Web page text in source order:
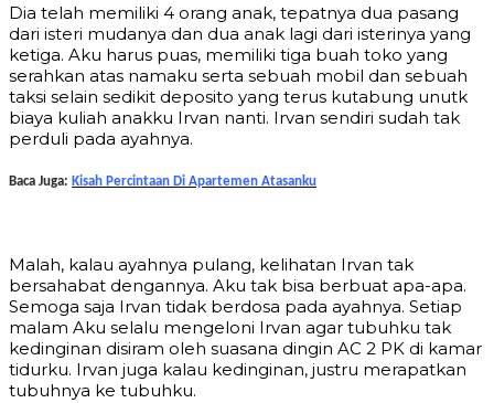
Dia telah memiliki 4 orang anak, tepatnya dua pasang
dari isteri mudanya dan dua anak lagi dari isterinya yang
ketiga. Aku harus puas, memiliki tiga buah toko yang
serahkan atas namaku serta sebuah mobil dan sebuah
taksi selain sedikit deposito yang terus kutabung unutk
biaya kuliah anakku Irvan nanti. Irvan sendiri sudah tak
perduli pada ayahnya.
Baca Juga: Kisah Percintaan Di Apartemen Atasanku
Malah, kalau ayahnya pulang, kelihatan Irvan tak
bersahabat dengannya. Aku tak bisa berbuat apa-apa.
Semoga saja Irvan tidak berdosa pada ayahnya. Setiap
malam Aku selalu mengeloni Irvan agar tubuhku tak
kedinginan disiram oleh suasana dingin AC 2 PK di kamar
tidurku. Irvan juga kalau kedinginan, justru merapatkan
tubuhnya ke tubuhku.